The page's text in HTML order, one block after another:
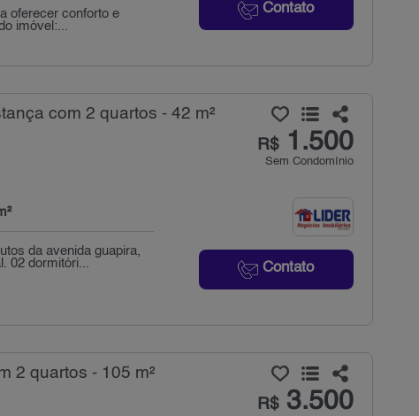
Contato
oferecer conforto e
imóvel:...
com 2 quartos - 42 m²
R$1.500
Sem Condomínio
Contato
da avenida guapira,
02 dormitóri...
2 quartos - 105 m²
R$3.500